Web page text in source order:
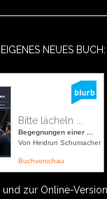
NEUES BUCH:
Bitte lächeln ...
Begegnungen einer ...
Von Heidrun Schumacher
Buchvorschau
zur Online-Version